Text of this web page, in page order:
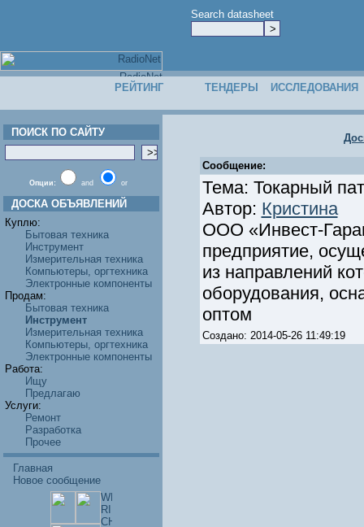
Search datasheet
РЕЙТИНГ ТЕНДЕРЫ ИССЛЕДОВАНИЯ
ПОИСК ПО САЙТУ
Опции: and or
ДОСКА ОБЪЯВЛЕНИЙ
Куплю:
Бытовая техника
Инструмент
Измерительная техника
Компьютеры, оргтехника
Электронные компоненты
Продам:
Бытовая техника
Инструмент
Измерительная техника
Компьютеры, оргтехника
Электронные компоненты
Работа:
Ищу
Предлагаю
Услуги:
Ремонт
Разработка
Прочее
Главная
Новое сообщение
Сообщение:
Тема: Токарный
Автор: Кристина
ООО «Инвест-
предприятие,
из направлений
оборудования,
оптом
Создано: 2014-05-26 11:49:19